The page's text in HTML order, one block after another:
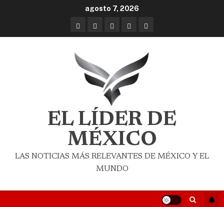
agosto 7, 2026
EL LÍDER DE
MÉXICO
LAS NOTICIAS MÁS RELEVANTES DE MÉXICO Y EL
MUNDO